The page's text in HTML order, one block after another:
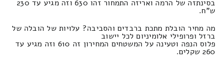
בסינתזה של הרמה ואריזה התמחור זהו 630 וזה מגיע עד 230
ש"ח.
מה מחיר הובלת מתכת ברבדים והסביבה? עלויות של הובלה של
ברזל ופרופילי אלומיניום לכל יישוב
פלוס הנפה וטעינה על המשטחים המחירון זה 610 וזה מגיע עד
260 שקלים.